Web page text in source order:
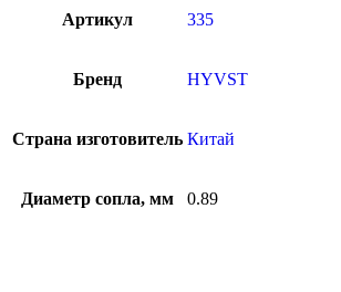
Артикул 335
Бренд HYVST
Страна изготовитель Китай
Диаметр сопла, мм 0.89